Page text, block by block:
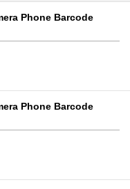
Phone Barcode
Phone Barcode